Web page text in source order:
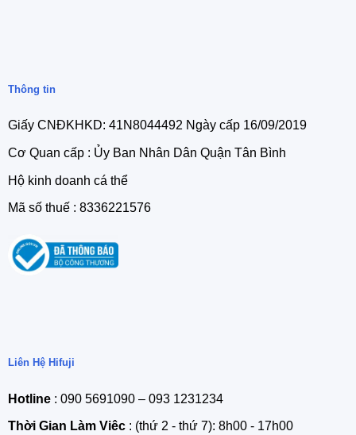
Thông tin
Giấy CNĐKHKD: 41N8044492 Ngày cấp 16/09/2019
Cơ Quan cấp : Ủy Ban Nhân Dân Quận Tân Bình
Hộ kinh doanh cá thể
Mã số thuế : 8336221576
Liên Hệ Hifuji
Hotline: 090 5691090 – 093 1231234
Thời Gian Làm Viêc: (thứ 2 - thứ 7): 8h00 - 17h00